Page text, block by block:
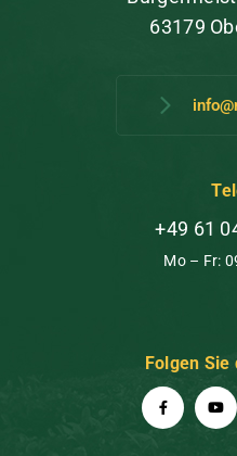
63179
+49 61
Mo – Fr:
Folgen Sie